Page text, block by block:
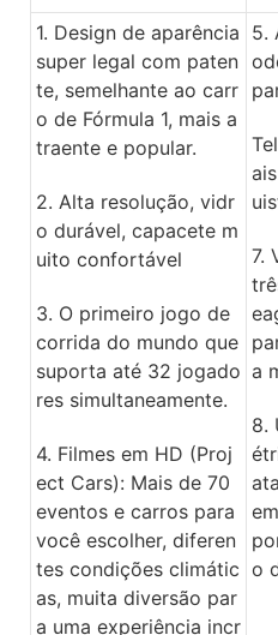
1. Design de aparência
super legal com paten
te, semelhante ao carr
o de Fórmula 1, mais a
traente e popular.
2. Alta resolução, vidr
o durável, capacete m
uito confortável
3. O primeiro jogo de
corrida do mundo que
suporta até 32 jogado
res simultaneamente.
4. Filmes em HD (Proj
ect Cars): Mais de 70
eventos e carros para
você escolher, diferen
tes condições climátic
as, muita diversão par
a uma experiência incr
5.
7.
a
8.
o